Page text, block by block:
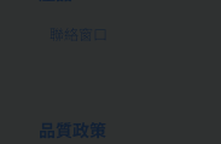
聯絡窗口
品質政策